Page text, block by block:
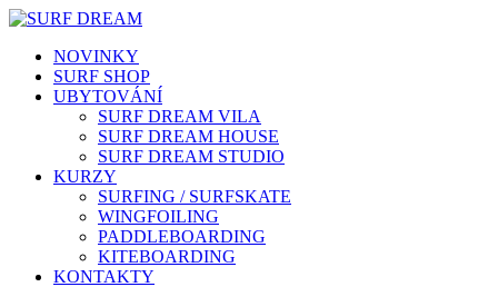
NOVINKY
SURF SHOP
UBYTOVÁNÍ
SURF DREAM VILA
SURF DREAM HOUSE
SURF DREAM STUDIO
KURZY
SURFING / SURFSKATE
WINGFOILING
PADDLEBOARDING
KITEBOARDING
KONTAKTY